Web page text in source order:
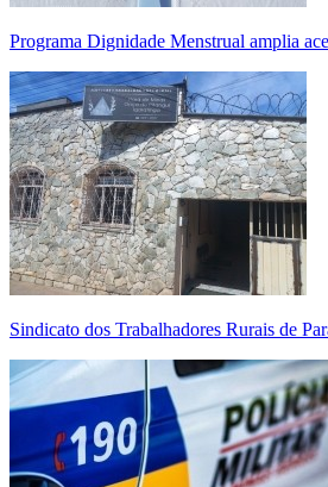
Programa Dignidade Menstrual amplia
Sindicato dos Trabalhadores Rurais de